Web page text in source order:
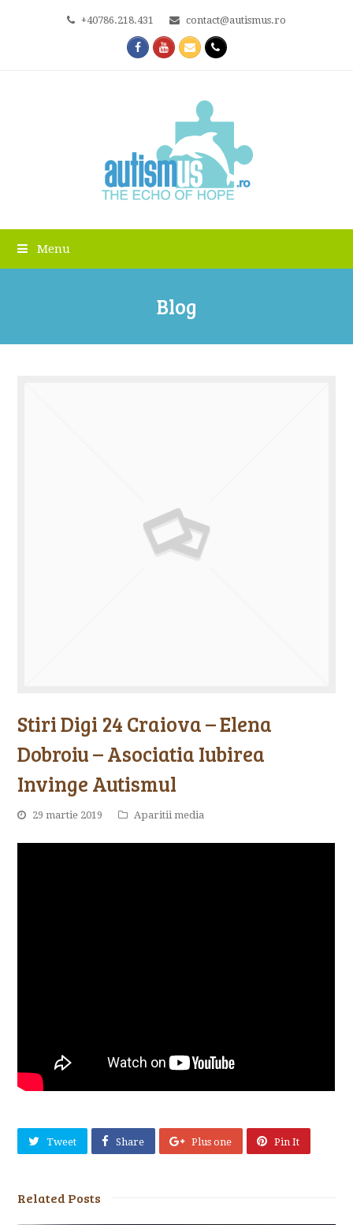
+40786.218.431 contact@autismus.ro
FacebookYoutube
EmailPhone
Menu
Blog
Stiri Digi 24 Craiova – Elena
Dobroiu – Asociatia Iubirea
Invinge Autismul
29 martie 2019 Aparitii media
Tweet Share Plus one Pin It
Related Posts